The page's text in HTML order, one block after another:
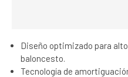
Diseño optimizado para
baloncesto.
Tecnología de